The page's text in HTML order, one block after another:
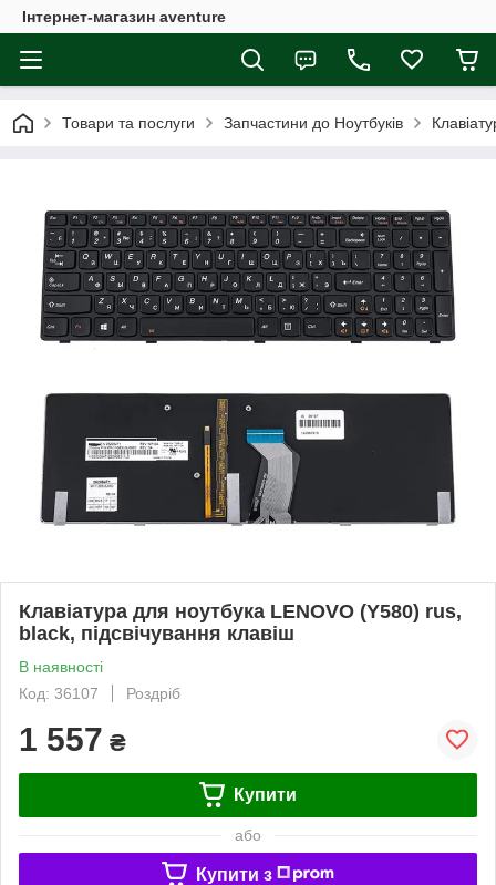
Інтернет-магазин aventure
Товари та послуги Запчастини до Ноутбуків
Клавіатура для ноутбука LENOVO (Y580) rus,
black, підсвічування клавіш
В наявності
Код: 36107
Роздріб
1 557 ₴
Купити
або
Купити з